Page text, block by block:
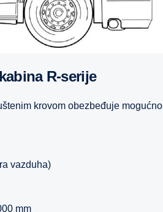
R-serije
krovom obezbeđuje
vazduha)
mm